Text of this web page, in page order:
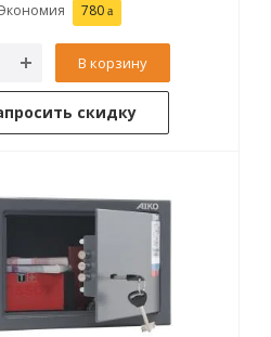
780
В корзину
скидку